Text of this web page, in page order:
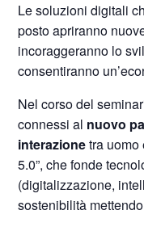
Le soluzioni digitali
posto apriranno
incoraggeranno lo
consentiranno
Nel corso del
connessi al nuovo
interazionetra uomo
5.0”, che fonde
(digitalizzazione,
sostenibilità